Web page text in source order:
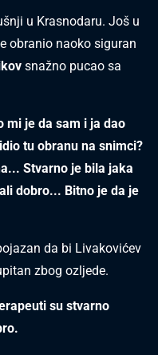
u Krasnodaru. Još u
obranio naoko siguran
snažno pucao sa
mi je da sam i ja dao
tu obranu na snimci?
Stvarno je bila jaka
dobro... Bitno je da je
da bi Livakovićev
zbog ozljede.
su stvarno